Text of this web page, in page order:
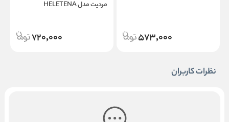
573,000
مردیت مدل HELETENA
720,000
نظرات کاربران